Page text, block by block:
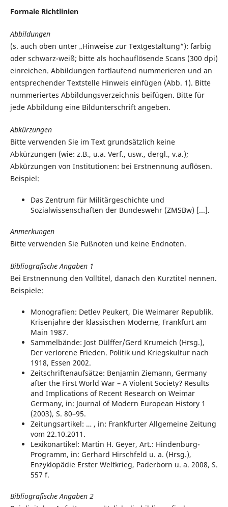
Formale Richtlinien
Abbildungen
(s. auch oben unter „Hinweise zur Textgestaltung“): farbig
oder schwarz-weiß; bitte als hochauflösende Scans (300 dpi)
einreichen. Abbildungen fortlaufend nummerieren und an
entsprechender Textstelle Hinweis einfügen (Abb. 1). Bitte
nummeriertes Abbildungsverzeichnis beifügen. Bitte für
jede Abbildung eine Bildunterschrift angeben.
Abkürzungen
Bitte verwenden Sie im Text grundsätzlich keine
Abkürzungen (wie: z.B., u.a. Verf., usw., dergl., v.a.);
Abkürzungen von Institutionen: bei Erstnennung auflösen.
Beispiel:
Das Zentrum für Militärgeschichte und
Sozialwissenschaften der Bundeswehr (ZMSBw) [...].
Anmerkungen
Bitte verwenden Sie Fußnoten und keine Endnoten.
Bibliografische Angaben 1
Bei Erstnennung den Volltitel, danach den Kurztitel nennen.
Beispiele:
Monografien: Detlev Peukert, Die Weimarer Republik.
Krisenjahre der klassischen Moderne, Frankfurt am
Main 1987.
Sammelbände: Jost Dülffer/Gerd Krumeich (Hrsg.),
Der verlorene Frieden. Politik und Kriegskultur nach
1918, Essen 2002.
Zeitschriftenaufsätze: Benjamin Ziemann, Germany
after the First World War – A Violent Society? Results
and Implications of Recent Research on Weimar
Germany, in: Journal of Modern European History 1
(2003), S. 80–95.
Zeitungsartikel: … , in: Frankfurter Allgemeine Zeitung
vom 22.10.2011.
Lexikonartikel: Martin H. Geyer, Art.: Hindenburg-
Programm, in: Gerhard Hirschfeld u. a. (Hrsg.),
Enzyklopädie Erster Weltkrieg, Paderborn u. a. 2008, S.
557 f.
Bibliografische Angaben 2